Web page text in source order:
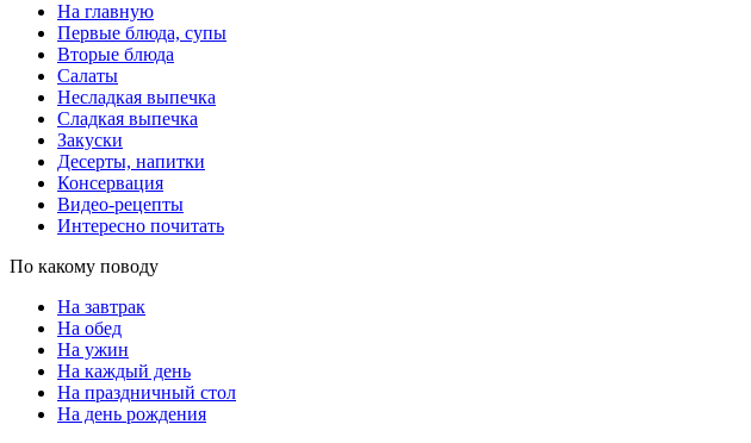
На главную
Первые блюда, супы
Вторые блюда
Салаты
Несладкая выпечка
Сладкая выпечка
Закуски
Десерты, напитки
Консервация
Видео-рецепты
Интересно почитать
По какому поводу
На завтрак
На обед
На ужин
На каждый день
На праздничный стол
На день рождения